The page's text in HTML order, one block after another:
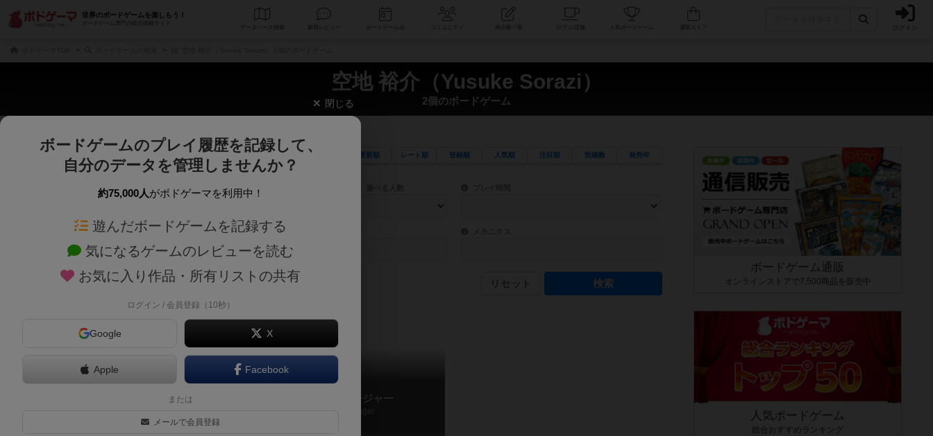
世界のボードゲームを楽しもう！
ボードゲーム専門の総合情報サイト
データベース コミュニティ 人気ボードゲーム ログイン
空地 裕介（Yusuke Sorazi）
2個のボードゲーム
じっくり表示 更新順 レート順 登録順 人気順 注目順 投稿数 発売年
商品名、商品説明文、デザイナー名、テーマ名、メカニクス名を対象にフリーワード検索ができます。
ゲームデザイナー名を指定して検索できます。
ゲームデザイナー 目安となる所要時間を指定することができます。マニュアルを読む時間や参加者へのルール説明時間は含まれていないため、初めて
対象年齢を指定します。 世界観や登場人物などモチーフ・ストーリーを指定することができます。直感的にゲームシステムを理解できるよう、中世ファンタジー・クッキング・海賊同士の対決など、ゲームコンセプトを絞
テーマ/フレーバー ゲーム性を構成するコアシステムです。主にボードゲームに慣れている方向けの絞込機能です。例えば「ダイスロール」はランダ
リセット
ボン・ヴォヤージュ クルーマネージャー
Crew Manager
ボードゲーム通販
オンラインストアで7,500商品を販売中
人気ボードゲーム
総合おすすめランキング
閉じる
ボードゲームのプレイ履歴を記録して、
自分のデータを管理しませんか？
約75,000人がボドゲーマを利用中！
遊んだボードゲームを記録する
気になるゲームのレビューを読む
お気に入り作品・所有リストの共有
ログイン / 会員登録（10秒）
Google X
Apple Facebook
または
メールで会員登録